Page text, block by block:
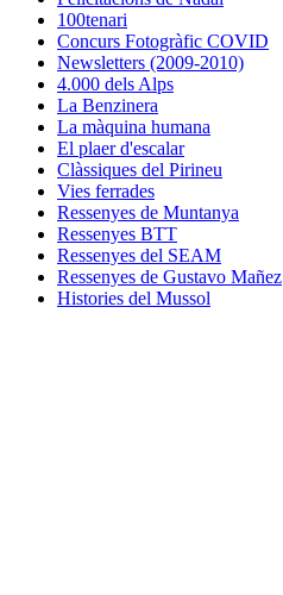
100tenari
Concurs Fotogràfic COVID
Newsletters (2009-2010)
4.000 dels Alps
La Benzinera
La màquina humana
El plaer d'escalar
Clàssiques del Pirineu
Vies ferrades
Ressenyes de Muntanya
Ressenyes BTT
Ressenyes del SEAM
Ressenyes de Gustavo Mañez
Histories del Mussol